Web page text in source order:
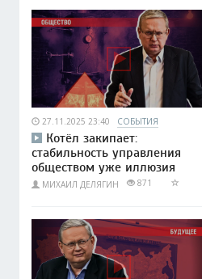
27.11.2025 23:40 СОБЫТИЯ
Котёл закипает:
стабильность управления
обществом уже иллюзия
МИХАИЛ ДЕЛЯГИН 871